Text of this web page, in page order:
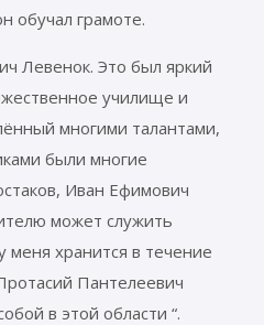
обучал грамоте.
Левенок. Это был яркий
училище и
многими талантами,
были многие
Иван Ефимович
может служить
меня хранится в течение
Пантелеевич
в этой области “.